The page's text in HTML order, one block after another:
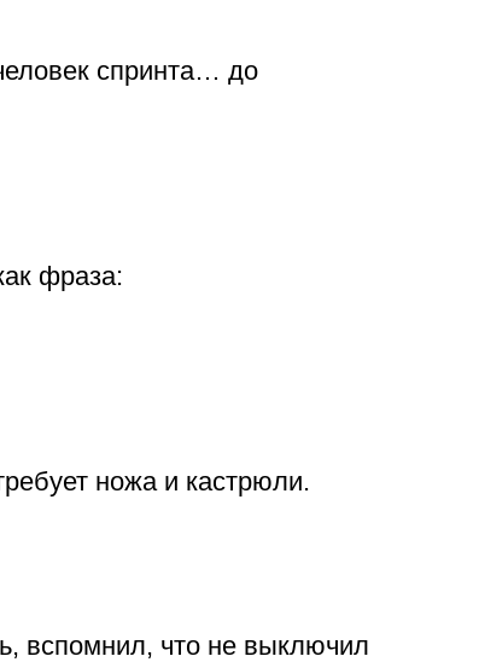
спринта… до
фраза:
ножа и кастрюли.
вспомнил, что не выключил